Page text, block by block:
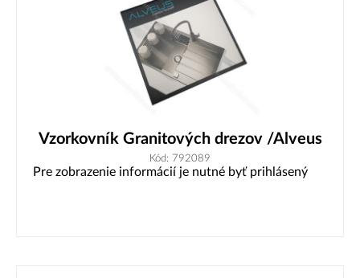
Vzorkovník Granitových drezov /Alveus
Kód: 792089
Pre zobrazenie informácií je nutné byť prihlásený